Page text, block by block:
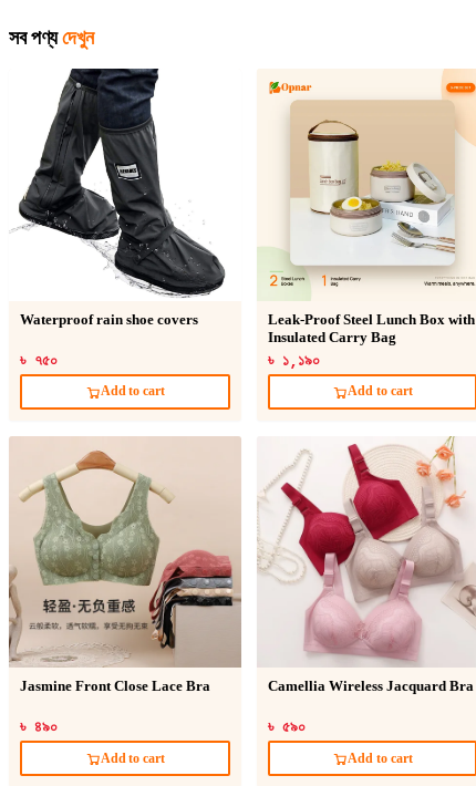
সব পণ্য দেখুন
Waterproof rain shoe covers
৳ ৭৫০
Add to cart
Leak-Proof Steel Lunch Box with
Insulated Carry Bag
৳ ১,১৯০
Add to cart
Jasmine Front Close Lace Bra
৳ ৪৯০
Add to cart
Camellia Wireless Jacquard Bra
৳ ৫৯০
Add to cart